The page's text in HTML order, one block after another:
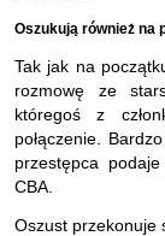
Oszukują również na
Tak jak na
rozmowę ze
któregoś z
połączenie.
przestępca
CBA.
Oszust przekonuje